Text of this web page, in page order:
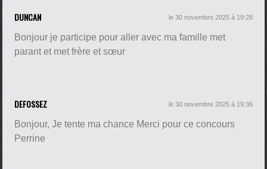
DUNCAN le 30 novembre 2025 à 19:28
Bonjour je participe pour aller avec ma famille met
parant et met frère et sœur
DEFOSSEZ le 30 novembre 2025 à 19:36
Bonjour, Je tente ma chance Merci pour ce concours
Perrine